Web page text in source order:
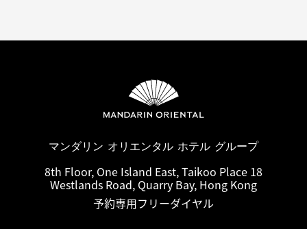
マンダリン オリエンタル ホテル グループ
8th Floor, One Island East, Taikoo Place 18
Westlands Road, Quarry Bay, Hong Kong
予約専用フリーダイヤル